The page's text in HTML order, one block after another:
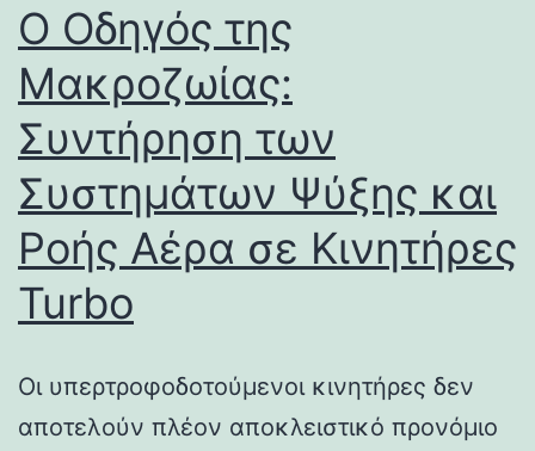
Ο Οδηγός της
Μακροζωίας:
Συντήρηση των
Συστημάτων Ψύξης και
Ροής Αέρα σε Κινητήρες
Turbo
Οι υπερτροφοδοτούμενοι κινητήρες δεν
αποτελούν πλέον αποκλειστικό προνόμιο